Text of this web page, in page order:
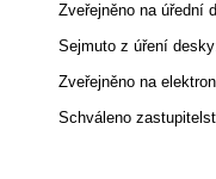
Zveřejněno na úřední
Sejmuto z úření
Zveřejněno na
Schváleno